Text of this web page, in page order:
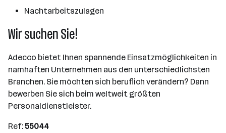
Nachtarbeitszulagen
Wir suchen Sie!
Adecco bietet Ihnen spannende Einsatzmöglichkeiten in
namhaften Unternehmen aus den unterschiedlichsten
Branchen. Sie möchten sich beruflich verändern? Dann
bewerben Sie sich beim weltweit größten
Personaldienstleister.
Ref: 55044